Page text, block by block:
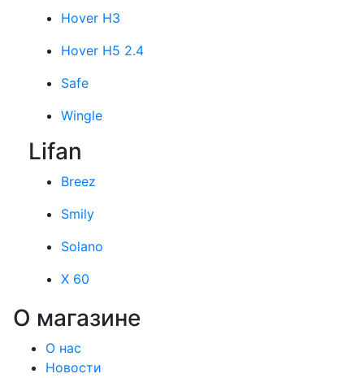
Hover H3
Hover H5 2.4
Safe
Wingle
Lifan
Breez
Smily
Solano
X 60
О магазине
О нас
Новости